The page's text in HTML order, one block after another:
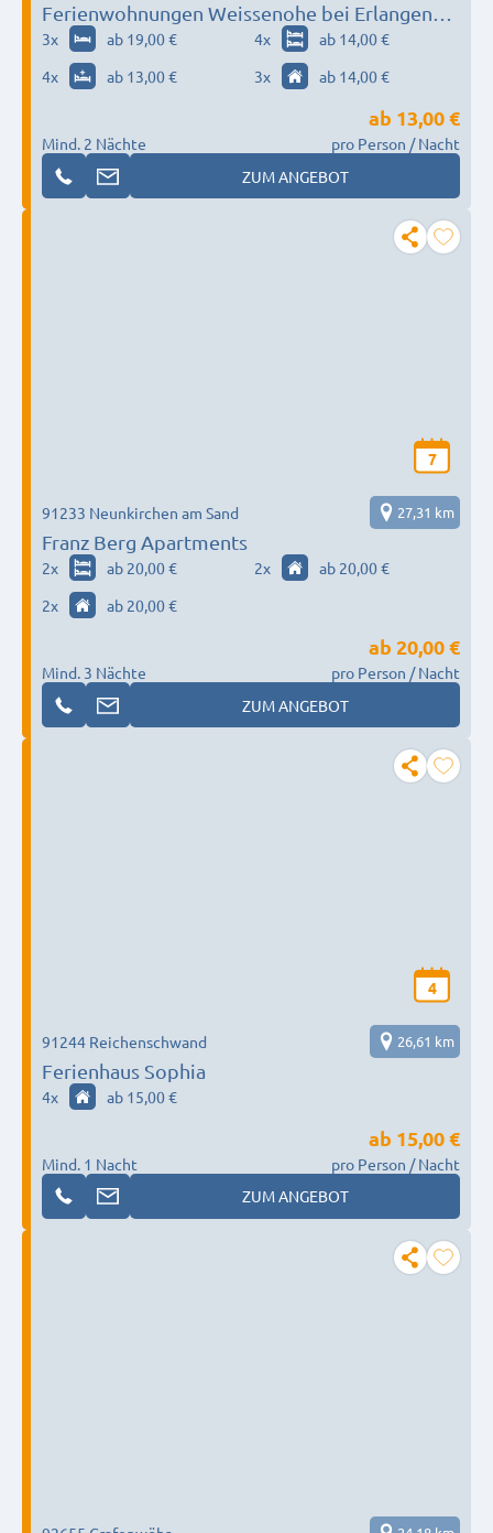
Ferienwohnungen Weissenohe bei Erlangen
Nürnberg Forchheim - Familie Winkler
3x ab 19,00 € 4x
ab 14,00 €
4x ab 13,00 € 3x ab 14,00 €
Mind. 2 Nächte
ab 13,00 €
pro Person / Nacht
ZUM ANGEBOT
7
Franz Berg Apartments
91233 Neunkirchen am Sand 27,31 km
2x ab 20,00 € 2x
ab 20,00 €
2x ab 20,00 €
Mind. 3 Nächte
ab 20,00 €
pro Person / Nacht
ZUM ANGEBOT
4
Ferienhaus Sophia
91244 Reichenschwand 26,61 km
4x ab 15,00 €
Mind. 1 Nacht
ab 15,00 €
pro Person / Nacht
ZUM ANGEBOT